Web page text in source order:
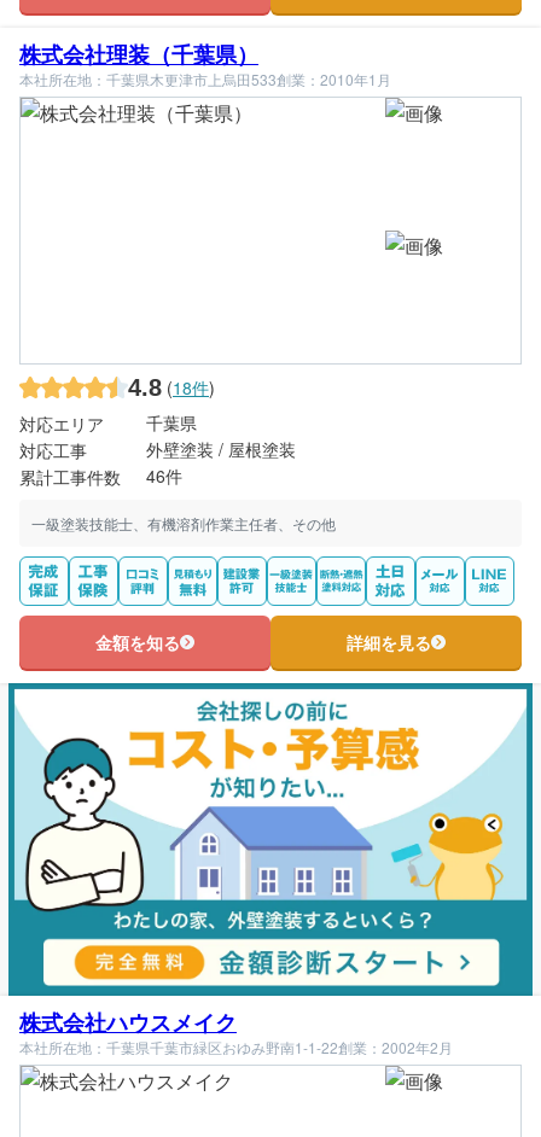
株式会社理装（千葉県）
本社所在地：千葉県木更津市上烏田533創業：2010年1月
4.8 (18件)
対応エリア
千葉県
対応工事
外壁塗装 / 屋根塗装
累計工事件数
46件
一級塗装技能士、有機溶剤作業主任者、その他
金額を知る 詳細を見る
株式会社ハウスメイク
本社所在地：千葉県千葉市緑区おゆみ野南1-1-22創業：2002年2月